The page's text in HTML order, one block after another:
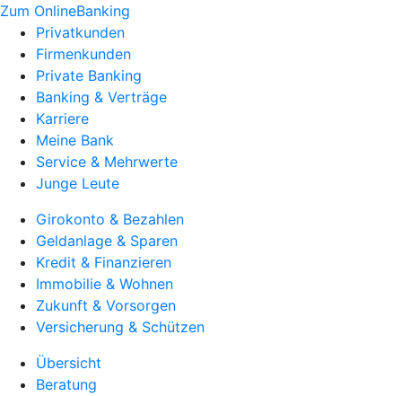
Zum OnlineBanking
Privatkunden
Firmenkunden
Private Banking
Banking & Verträge
Karriere
Meine Bank
Service & Mehrwerte
Junge Leute
Girokonto & Bezahlen
Geldanlage & Sparen
Kredit & Finanzieren
Immobilie & Wohnen
Zukunft & Vorsorgen
Versicherung & Schützen
Übersicht
Beratung